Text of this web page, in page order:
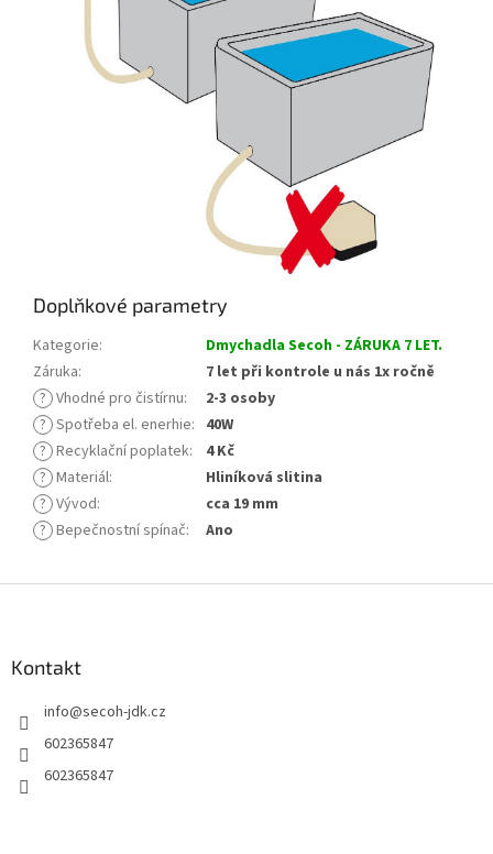
Doplňkové parametry
Kategorie:
Dmychadla Secoh - ZÁRUKA 7 LET.
Záruka:
7 let při kontrole u nás 1x ročně
? Vhodné pro čistírnu:
2-3 osoby
? Spotřeba el. enerhie: 40W
? Recyklační poplatek:
4 Kč
? Materiál:
Hliníková slitina
? Vývod:
cca 19 mm
? Bepečnostní spínač: Ano
Kontakt
info@secoh-jdk.cz
602365847
602365847